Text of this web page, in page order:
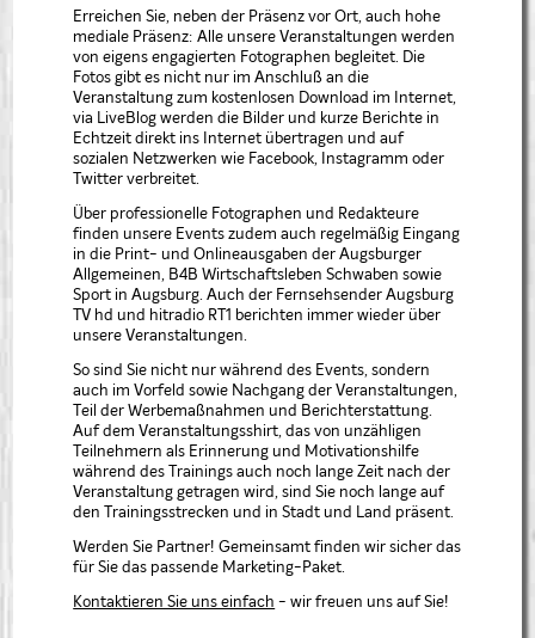
Erreichen Sie, neben der Präsenz vor Ort, auch hohe
mediale Präsenz: Alle unsere Veranstaltungen werden
von eigens engagierten Fotographen begleitet. Die
Fotos gibt es nicht nur im Anschluß an die
Veranstaltung zum kostenlosen Download im Internet,
via LiveBlog werden die Bilder und kurze Berichte in
Echtzeit direkt ins Internet übertragen und auf
sozialen Netzwerken wie Facebook, Instagramm oder
Twitter verbreitet.
Über professionelle Fotographen und Redakteure
finden unsere Events zudem auch regelmäßig Eingang
in die Print- und Onlineausgaben der Augsburger
Allgemeinen, B4B Wirtschaftsleben Schwaben sowie
Sport in Augsburg. Auch der Fernsehsender Augsburg
TV hd und hitradio RT1 berichten immer wieder über
unsere Veranstaltungen.
So sind Sie nicht nur während des Events, sondern
auch im Vorfeld sowie Nachgang der Veranstaltungen,
Teil der Werbemaßnahmen und Berichterstattung.
Auf dem Veranstaltungsshirt, das von unzähligen
Teilnehmern als Erinnerung und Motivationshilfe
während des Trainings auch noch lange Zeit nach der
Veranstaltung getragen wird, sind Sie noch lange auf
den Trainingsstrecken und in Stadt und Land präsent.
Werden Sie Partner! Gemeinsamt finden wir sicher das
für Sie das passende Marketing-Paket.
Kontaktieren Sie uns einfach - wir freuen uns auf Sie!